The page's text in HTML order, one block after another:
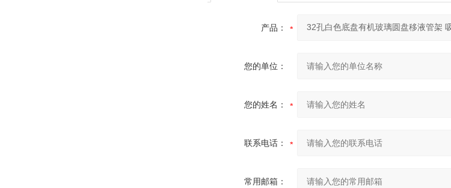
产品：
您的单位：
您的姓名：
联系电话：
常用邮箱：